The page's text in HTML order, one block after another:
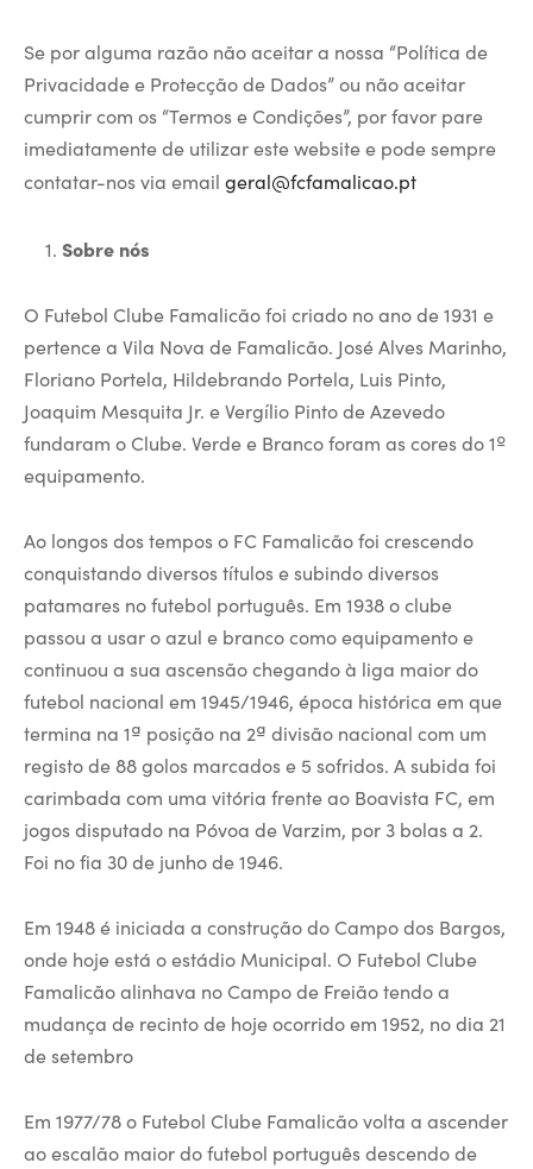
Se por alguma razão não aceitar a nossa “Política de
Privacidade e Protecção de Dados” ou não aceitar
cumprir com os “Termos e Condições”, por favor pare
imediatamente de utilizar este website e pode sempre
contatar-nos via email geral@fcfamalicao.pt
Sobre nós
O Futebol Clube Famalicão foi criado no ano de 1931 e
pertence a Vila Nova de Famalicão. José Alves Marinho,
Floriano Portela, Hildebrando Portela, Luis Pinto,
Joaquim Mesquita Jr. e Vergílio Pinto de Azevedo
fundaram o Clube. Verde e Branco foram as cores do 1º
equipamento.
Ao longos dos tempos o FC Famalicão foi crescendo
conquistando diversos títulos e subindo diversos
patamares no futebol português. Em 1938 o clube
passou a usar o azul e branco como equipamento e
continuou a sua ascensão chegando à liga maior do
futebol nacional em 1945/1946, época histórica em que
termina na 1ª posição na 2ª divisão nacional com um
registo de 88 golos marcados e 5 sofridos. A subida foi
carimbada com uma vitória frente ao Boavista FC, em
jogos disputado na Póvoa de Varzim, por 3 bolas a 2.
Foi no fia 30 de junho de 1946.
Em 1948 é iniciada a construção do Campo dos Bargos,
onde hoje está o estádio Municipal. O Futebol Clube
Famalicão alinhava no Campo de Freião tendo a
mudança de recinto de hoje ocorrido em 1952, no dia 21
de setembro
Em 1977/78 o Futebol Clube Famalicão volta a ascender
ao escalão maior do futebol português descendo de